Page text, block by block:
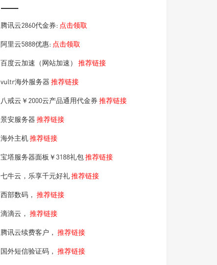
腾讯云2860代金券: 点击领取
阿里云5888优惠: 点击领取
百度云加速（网站加速）推荐链接
vultr海外服务器推荐链接
八戒云￥2000云产品通用代金券推荐链接
景安服务器推荐链接
海外主机推荐链接
宝塔服务器面板￥3188礼包推荐链接
七牛云，乐享千元好礼推荐链接
西部数码，推荐链接
滴滴云，推荐链接
腾讯云续费客户，推荐链接
国外短信验证码，推荐链接